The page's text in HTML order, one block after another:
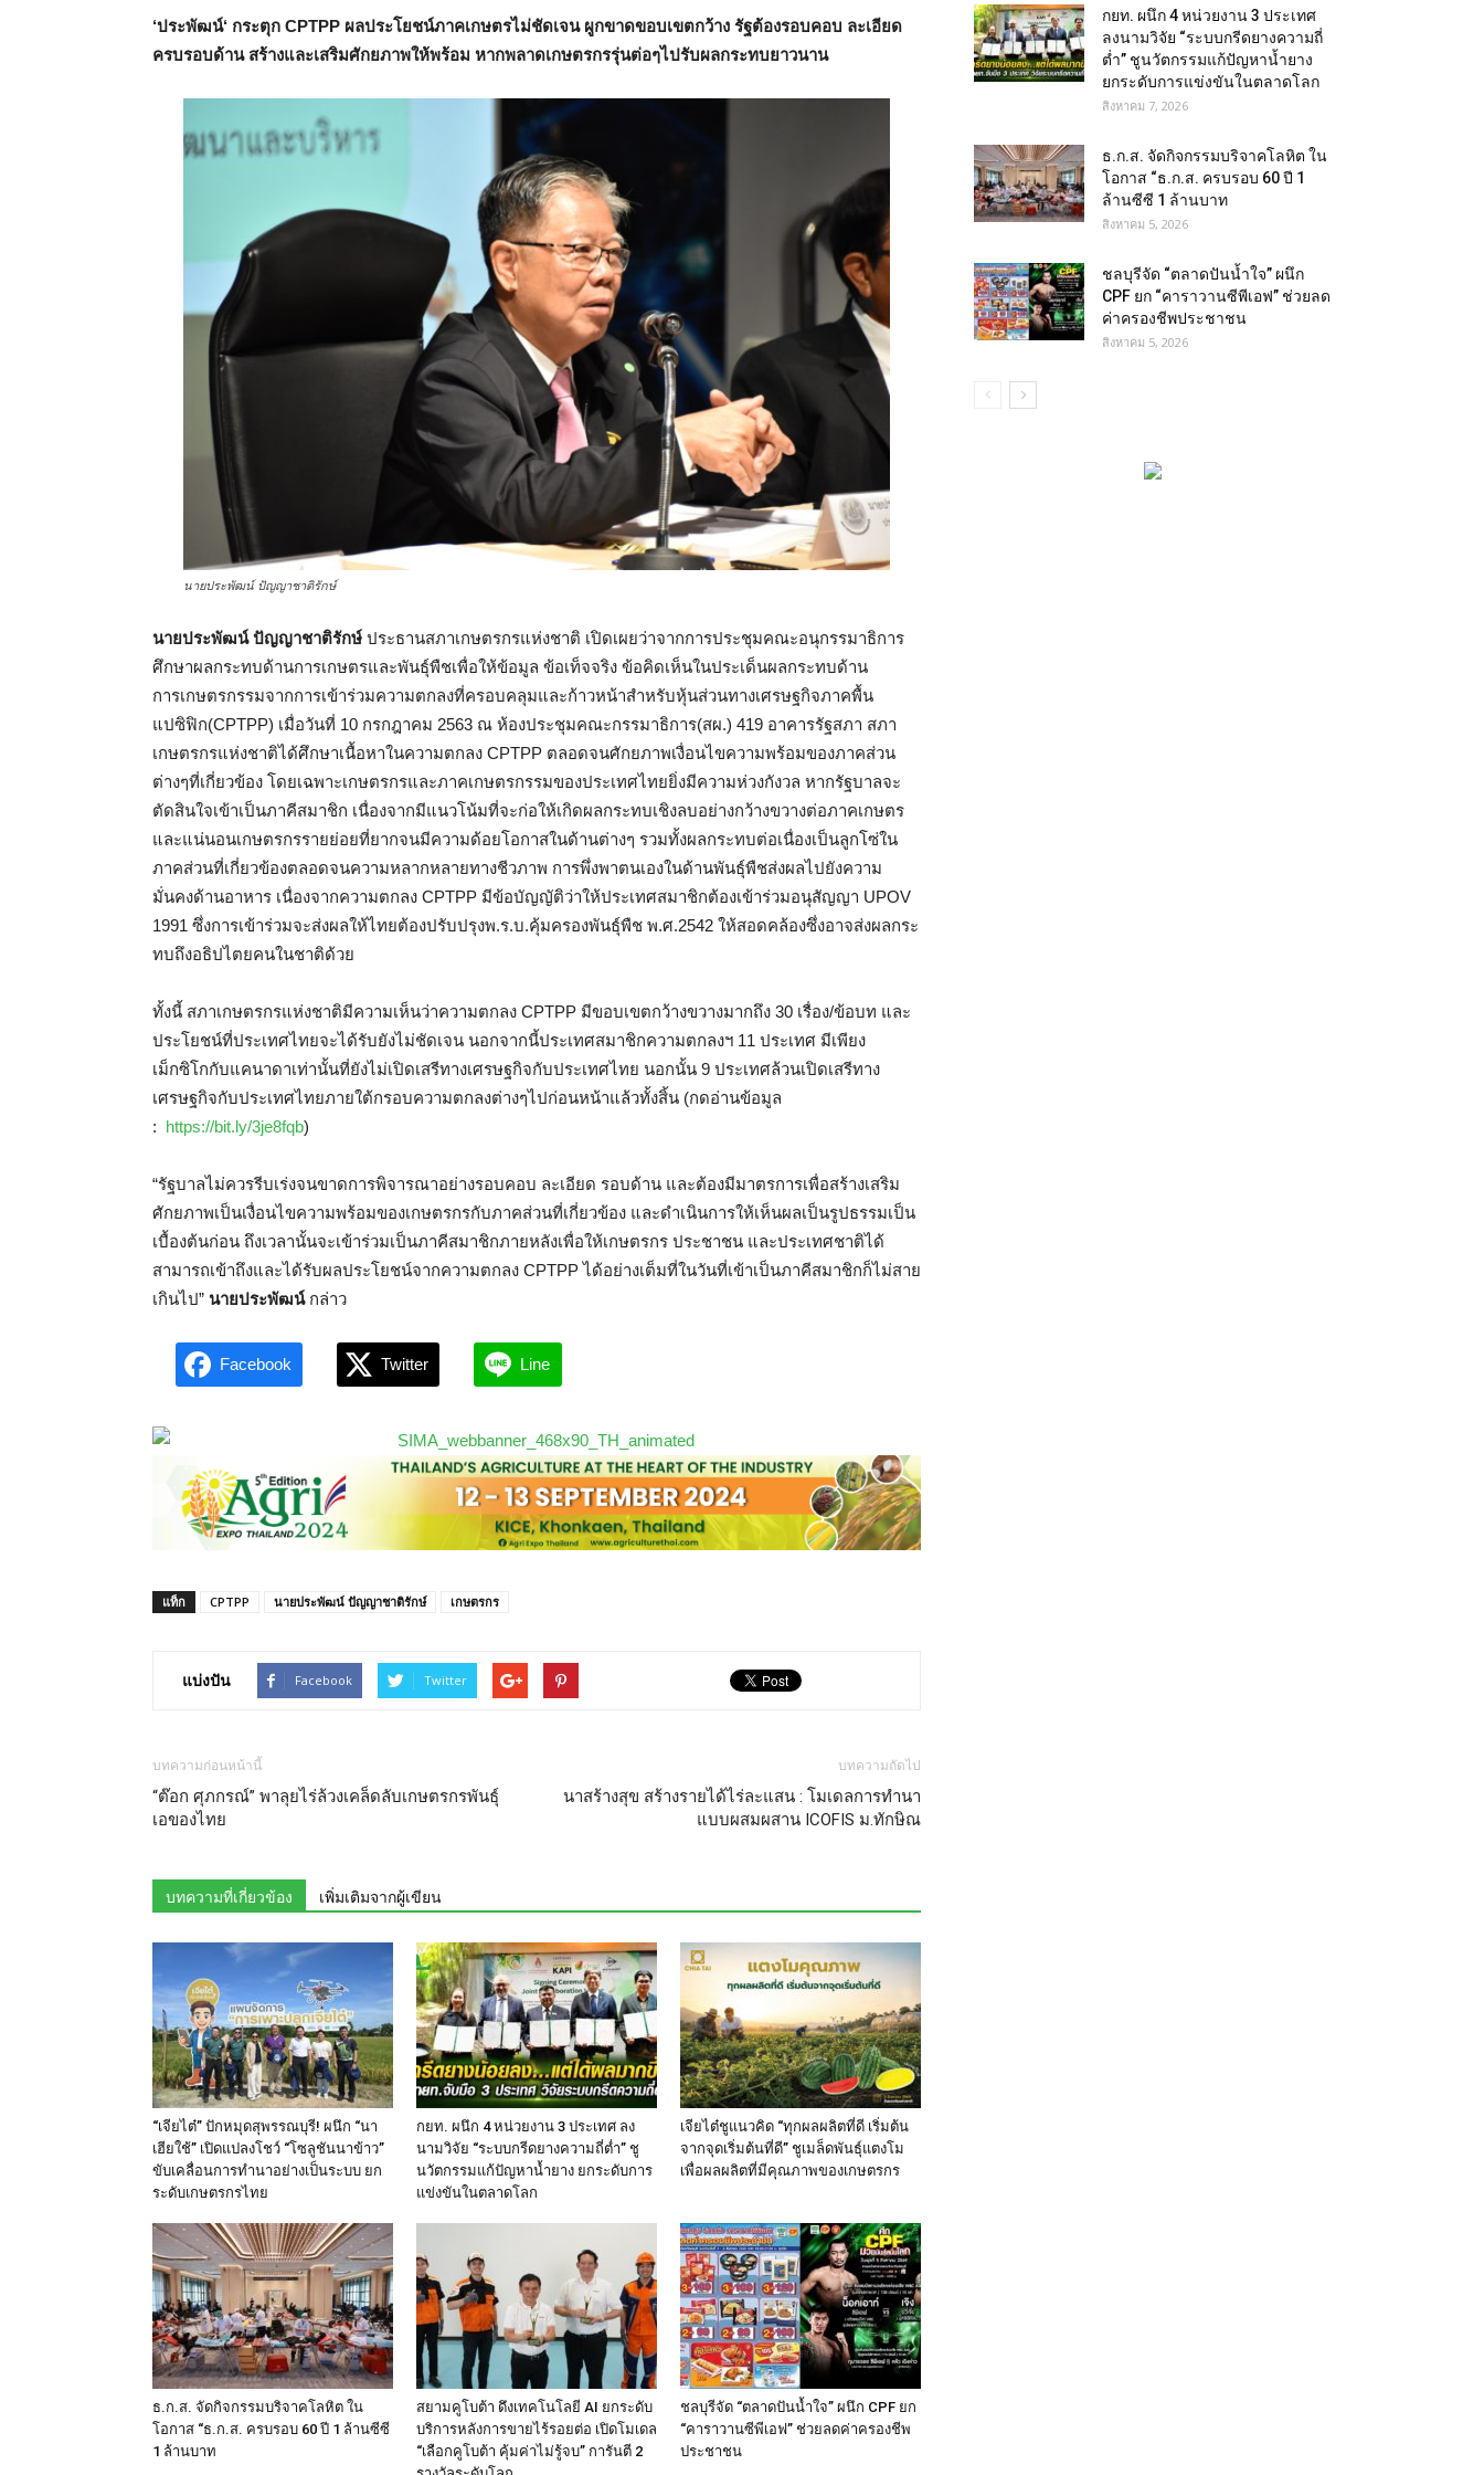
‘ประพัฒน์‘ กระตุก CPTPP ผลประโยชน์ภาคเกษตรไม่ชัดเจน ผูกขาดขอบเขตกว้าง รัฐต้องรอบคอบ ละเอียด
ครบรอบด้าน สร้างและเสริมศักยภาพให้พร้อม หากพลาดเกษตรกรรุ่นต่อๆไปรับผลกระทบยาวนาน
นายประพัฒน์ ปัญญาชาติรักษ์
นายประพัฒน์ ปัญญาชาติรักษ์ ประธานสภาเกษตรกรแห่งชาติ เปิดเผยว่าจากการประชุมคณะอนุกรรมาธิการ
ศึกษาผลกระทบด้านการเกษตรและพันธุ์พืชเพื่อให้ข้อมูล ข้อเท็จจริง ข้อคิดเห็นในประเด็นผลกระทบด้าน
การเกษตรกรรมจากการเข้าร่วมความตกลงที่ครอบคลุมและก้าวหน้าสำหรับหุ้นส่วนทางเศรษฐกิจภาคพื้น
แปซิฟิก(CPTPP) เมื่อวันที่ 10 กรกฎาคม 2563 ณ ห้องประชุมคณะกรรมาธิการ(สผ.) 419 อาคารรัฐสภา สภา
เกษตรกรแห่งชาติได้ศึกษาเนื้อหาในความตกลง CPTPP ตลอดจนศักยภาพเงื่อนไขความพร้อมของภาคส่วน
ต่างๆที่เกี่ยวข้อง โดยเฉพาะเกษตรกรและภาคเกษตรกรรมของประเทศไทยยิ่งมีความห่วงกังวล หากรัฐบาลจะ
ตัดสินใจเข้าเป็นภาคีสมาชิก เนื่องจากมีแนวโน้มที่จะก่อให้เกิดผลกระทบเชิงลบอย่างกว้างขวางต่อภาคเกษตร
และแน่นอนเกษตรกรรายย่อยที่ยากจนมีความด้อยโอกาสในด้านต่างๆ รวมทั้งผลกระทบต่อเนื่องเป็นลูกโซ่ใน
ภาคส่วนที่เกี่ยวข้องตลอดจนความหลากหลายทางชีวภาพ การพึ่งพาตนเองในด้านพันธุ์พืชส่งผลไปยังความ
มั่นคงด้านอาหาร เนื่องจากความตกลง CPTPP มีข้อบัญญัติว่าให้ประเทศสมาชิกต้องเข้าร่วมอนุสัญญา UPOV
1991 ซึ่งการเข้าร่วมจะส่งผลให้ไทยต้องปรับปรุงพ.ร.บ.คุ้มครองพันธุ์พืช พ.ศ.2542 ให้สอดคล้องซึ่งอาจส่งผลกระ
ทบถึงอธิปไตยคนในชาติด้วย
ทั้งนี้ สภาเกษตรกรแห่งชาติมีความเห็นว่าความตกลง CPTPP มีขอบเขตกว้างขวางมากถึง 30 เรื่อง/ข้อบท และ
ประโยชน์ที่ประเทศไทยจะได้รับยังไม่ชัดเจน นอกจากนี้ประเทศสมาชิกความตกลงฯ 11 ประเทศ มีเพียง
เม็กซิโกกับแคนาดาเท่านั้นที่ยังไม่เปิดเสรีทางเศรษฐกิจกับประเทศไทย นอกนั้น 9 ประเทศล้วนเปิดเสรีทาง
เศรษฐกิจกับประเทศไทยภายใต้กรอบความตกลงต่างๆไปก่อนหน้าแล้วทั้งสิ้น (กดอ่านข้อมูล
: https://bit.ly/3je8fqb)
“รัฐบาลไม่ควรรีบเร่งจนขาดการพิจารณาอย่างรอบคอบ ละเอียด รอบด้าน และต้องมีมาตรการเพื่อสร้างเสริม
ศักยภาพเป็นเงื่อนไขความพร้อมของเกษตรกรกับภาคส่วนที่เกี่ยวข้อง และดำเนินการให้เห็นผลเป็นรูปธรรมเป็น
เบื้องต้นก่อน ถึงเวลานั้นจะเข้าร่วมเป็นภาคีสมาชิกภายหลังเพื่อให้เกษตรกร ประชาชน และประเทศชาติได้
สามารถเข้าถึงและได้รับผลประโยชน์จากความตกลง CPTPPได้อย่างเต็มที่ในวันที่เข้าเป็นภาคีสมาชิกก็ไม่สาย
เกินไป” นายประพัฒน์กล่าว
Facebook Twitter Line
แท็ก CPTPP นายประพัฒน์ ปัญญาชาติรักษ์ เกษตรกร
แบ่งปัน Facebook Twitter
บทความก่อนหน้านี้
“ต๊อก ศุภกรณ์” พาลุยไร่ล้วงเคล็ดลับเกษตรกรพันธุ์
เอของไทย
บทความถัดไป
นาสร้างสุข สร้างรายได้ไร่ละแสน : โมเดลการทำนา
แบบผสมผสาน ICOFIS ม.ทักษิณ
บทความที่เกี่ยวข้อง เพิ่มเติมจากผู้เขียน
“เจียไต๋” ปักหมุดสุพรรณบุรี! ผนึก “นา
เฮียใช้” เปิดแปลงโชว์ “โซลูชันนาข้าว”
ขับเคลื่อนการทำนาอย่างเป็นระบบ ยก
ระดับเกษตรกรไทย
กยท. ผนึก 4 หน่วยงาน 3 ประเทศ ลง
นามวิจัย “ระบบกรีดยางความถี่ต่ำ” ชู
นวัตกรรมแก้ปัญหาน้ำยาง ยกระดับการ
แข่งขันในตลาดโลก
เจียไต๋ชูแนวคิด “ทุกผลผลิตที่ดี เริ่มต้น
จากจุดเริ่มต้นที่ดี” ชูเมล็ดพันธุ์แตงโม
เพื่อผลผลิตที่มีคุณภาพของเกษตรกร
ธ.ก.ส. จัดกิจกรรมบริจาคโลหิต ใน
โอกาส “ธ.ก.ส. ครบรอบ 60 ปี 1 ล้านซีซี
1 ล้านบาท
สยามคูโบต้า ดึงเทคโนโลยี AI ยกระดับ
บริการหลังการขายไร้รอยต่อ เปิดโมเดล
“เลือกคูโบต้า คุ้มค่าไม่รู้จบ” การันตี 2
ชลบุรีจัด “ตลาดปันน้ำใจ” ผนึก CPF ยก
“คาราวานซีพีเอฟ” ช่วยลดค่าครองชีพ
ประชาชน
กยท. ผนึก 4 หน่วยงาน 3 ประเทศ
ลงนามวิจัย “ระบบกรีดยางความถี่
ต่ำ” ชูนวัตกรรมแก้ปัญหาน้ำยาง
ยกระดับการแข่งขันในตลาดโลก
สิงหาคม 7, 2026
ธ.ก.ส. จัดกิจกรรมบริจาคโลหิต ใน
โอกาส “ธ.ก.ส. ครบรอบ 60 ปี 1
ล้านซีซี 1 ล้านบาท
สิงหาคม 5, 2026
ชลบุรีจัด “ตลาดปันน้ำใจ” ผนึก
CPF ยก “คาราวานซีพีเอฟ” ช่วยลด
ค่าครองชีพประชาชน
สิงหาคม 5, 2026